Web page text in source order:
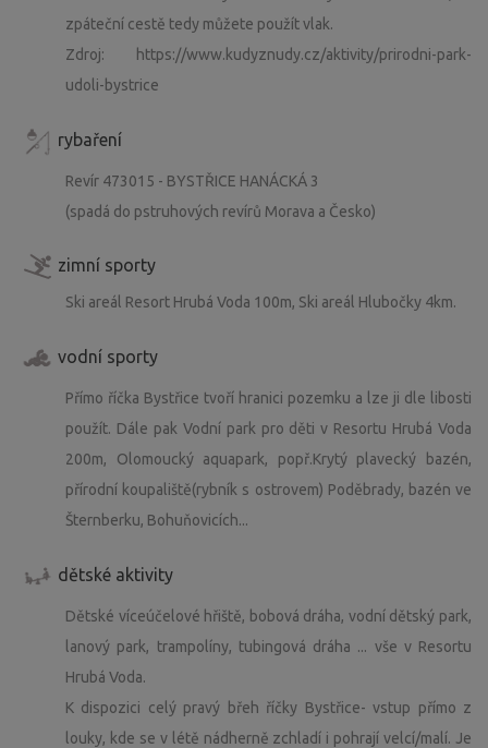
zpáteční cestě tedy můžete použít vlak.
Zdroj: https://www.kudyznudy.cz/aktivity/prirodni-park-
udoli-bystrice
rybaření
Revír 473015 - BYSTŘICE HANÁCKÁ 3
(spadá do pstruhových revírů Morava a Česko)
zimní sporty
Ski areál Resort Hrubá Voda 100m, Ski areál Hlubočky 4km.
vodní sporty
Přímo říčka Bystřice tvoří hranici pozemku a lze ji dle libosti
použít. Dále pak Vodní park pro děti v Resortu Hrubá Voda
200m, Olomoucký aquapark, popř.Krytý plavecký bazén,
přírodní koupaliště(rybník s ostrovem) Poděbrady, bazén ve
Šternberku, Bohuňovicích...
dětské aktivity
Dětské víceúčelové hřiště, bobová dráha, vodní dětský park,
lanový park, trampolíny, tubingová dráha ... vše v Resortu
Hrubá Voda.
K dispozici celý pravý břeh říčky Bystřice- vstup přímo z
louky, kde se v létě nádherně zchladí i pohrají velcí/malí. Je